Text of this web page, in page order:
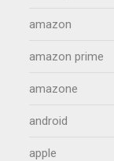
amazon
amazon prime
amazone
android
apple